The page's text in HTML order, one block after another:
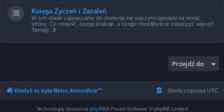
Księga Życzeń i Zażaleń
W tym dziale zapraszamy do dzielenia się waszymi opiniami na temat
strony. Co zmienić, czego brakuje, a czego chcielibyście zobaczyć więcej?
Tematy: 3
Przejdź do
Kiedyś tu była Retro Atmosfera™ Strefa czasowa UTC
Technologię dostarcza phpBB® Forum Software © phpBB Limited